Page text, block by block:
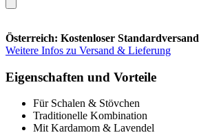
Österreich: Kostenloser Standardversand
Weitere Infos zu Versand & Lieferung
Eigenschaften und Vorteile
Für Schalen & Stövchen
Traditionelle Kombination
Mit Kardamom & Lavendel